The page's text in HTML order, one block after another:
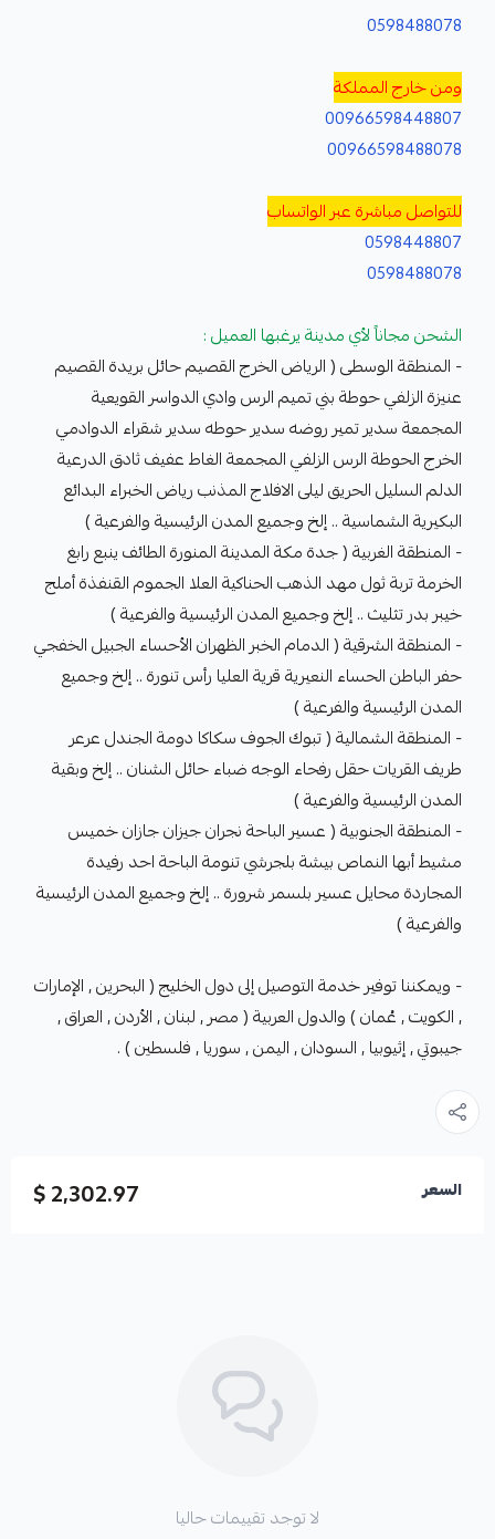
0598488078
ومن خارج المملكة
00966598448807
00966598488078
للتواصل مباشرة عبر الواتساب
0598448807
0598488078
الشحن مجاناً لأي مدينة يرغبها العميل :
- المنطقة الوسطى ( الرياض الخرج القصيم حائل بريدة القصيم
عنيزة الزلفي حوطة بني تميم الرس وادي الدواسر القويعية
المجمعة سدير تمير روضه سدير حوطه سدير شقراء الدوادمي
الخرج الحوطة الرس الزلفي المجمعة الغاط عفيف ثادق الدرعية
الدلم السليل الحريق ليلى الافلاج المذنب رياض الخبراء البدائع
البكيرية الشماسية .. إلخ وجميع المدن الرئيسية والفرعية )
- المنطقة الغربية ( جدة مكة المدينة المنورة الطائف ينبع رابغ
الخرمة تربة ثول مهد الذهب الحناكية العلا الجموم القنفذة أملج
خيبر بدر تثليث .. إلخ وجميع المدن الرئيسية والفرعية )
- المنطقة الشرقية ( الدمام الخبر الظهران الأحساء الجبيل الخفجي
حفر الباطن الحساء النعيرية قرية العليا رأس تنورة .. إلخ وجميع
المدن الرئيسية والفرعية )
- المنطقة الشمالية ( تبوك الجوف سكاكا دومة الجندل عرعر
طريف القريات حقل رفحاء الوجه ضباء حائل الشنان .. إلخ وبقية
المدن الرئيسية والفرعية )
- المنطقة الجنوبية ( عسير الباحة نجران جيزان جازان خميس
مشيط أبها النماص بيشة بلجرشي تنومة الباحة احد رفيدة
المجاردة محايل عسير بلسمر شرورة .. إلخ وجميع المدن الرئيسية
والفرعية )
- ويمكننا توفير خدمة التوصيل إلى دول الخليج ( البحرين , الإمارات
, الكويت , عُمان ) والدول العربية ( مصر , لبنان , الأردن , العراق ,
جيبوتي , إثيوبيا , السودان , اليمن , سوريا , فلسطين ) .
السعر 2,302.97 $
لا توجد تقييمات حاليا